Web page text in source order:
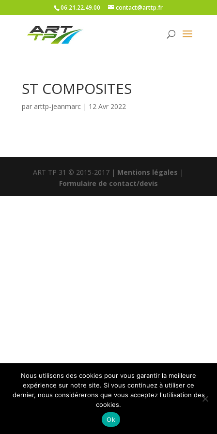
06.21.22.49.00 contact@arttp.fr
ST COMPOSITES
par arttp-jeanmarc| 12 Avr 2022
ART TP 31 © 2015-2017 | Mentions légales |
Formulaire de contact/devis
Nous utilisons des cookies pour vous garantir la meilleure
expérience sur notre site. Si vous continuez à utiliser ce
dernier, nous considérerons que vous acceptez l'utilisation des
cookies.
Ok